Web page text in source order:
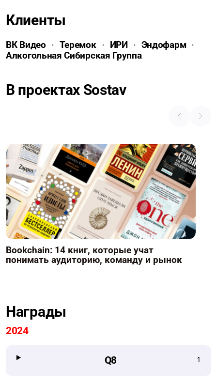
Клиенты
ВК Видео Теремок ИРИ
Эндофарм
Алкогольная Сибирская Группа
В проектах Sostav
Bookchain: 14 книг, которые учат
понимать аудиторию, команду и рынок
Награды
2024
Q8 1